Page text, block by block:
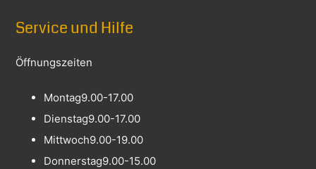
Service und Hilfe
Öffnungszeiten
Montag9.00-17.00
Dienstag9.00-17.00
Mittwoch9.00-19.00
Donnerstag9.00-15.00